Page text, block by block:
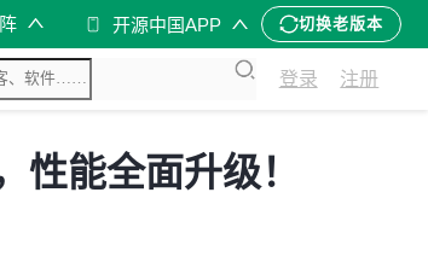
开源中国APP 切换老版本
登录 注册
能全面升级！